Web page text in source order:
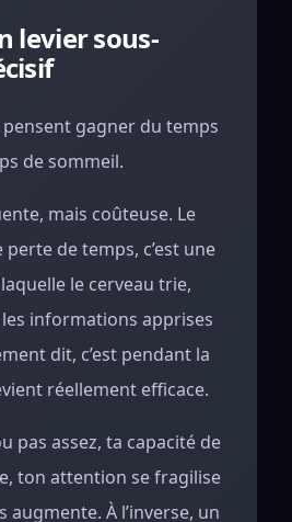
levier sous-
pensent gagner du temps
de sommeil.
mais coûteuse. Le
perte de temps, c’est une
le cerveau trie,
informations apprises
dit, c’est pendant la
réellement efficace.
pas assez, ta capacité de
ton attention se fragilise
À l’inverse, un